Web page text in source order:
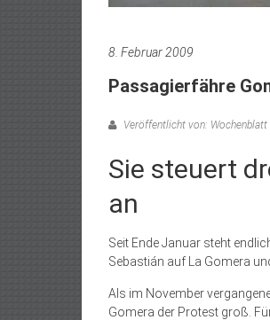
8. Februar 2009
Passagierfähre
Veröffentlicht von: Wochenblatt
Sie steuert
an
Seit Ende Januar steht
Sebastián auf La Gomera
Als im November
Gomera der Protest groß.